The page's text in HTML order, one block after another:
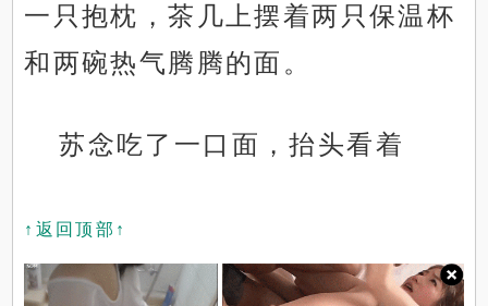
一只抱枕，茶几上摆着两只保温杯
和两碗热气腾腾的面。
苏念吃了一口面，抬头看着
↑返回顶部↑